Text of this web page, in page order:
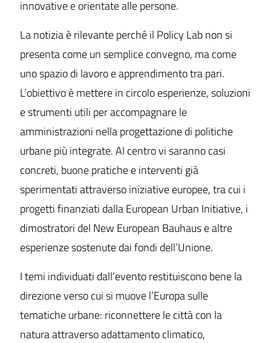
innovative e orientate alle persone.
La notizia è rilevante perché il Policy Lab non si
presenta come un semplice convegno, ma come
uno spazio di lavoro e apprendimento tra pari.
L’obiettivo è mettere in circolo esperienze, soluzioni
e strumenti utili per accompagnare le
amministrazioni nella progettazione di politiche
urbane più integrate. Al centro vi saranno casi
concreti, buone pratiche e interventi già
sperimentati attraverso iniziative europee, tra cui i
progetti finanziati dalla European Urban Initiative, i
dimostratori del New European Bauhaus e altre
esperienze sostenute dai fondi dell’Unione.
I temi individuati dall’evento restituiscono bene la
direzione verso cui si muove l’Europa sulle
tematiche urbane: riconnettere le città con la
natura attraverso adattamento climatico,